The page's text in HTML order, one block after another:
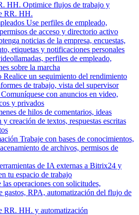
HH. Optimice flujos de trabajo y
RR. HH.
Use perfiles de empleado,
de acceso y directorio activo
noticias de la empresa, encuestas,
etiquetas y notificaciones personales
perfiles de empleado,
sobre la marcha
Realice un seguimiento del rendimiento
de trabajo, vista del supervisor
Comuníquese con anuncios en video,
y privados
de hilos de comentarios, ideas
creación de textos, respuestas escritas
Trabaje con bases de conocimientos,
de archivos, permisos de
de IA externas a Bitrix24 y
tu espacio de trabajo
operaciones con solicitudes,
gastos, RPA, automatización del flujo de
RR. HH. y automatización